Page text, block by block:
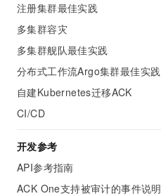
注册集群最佳实践
多集群容灾
多集群舰队最佳实践
分布式工作流Argo集群最佳实践
自建Kubernetes迁移ACK
CI/CD
开发参考
API参考指南
ACK One支持被审计的事件说明